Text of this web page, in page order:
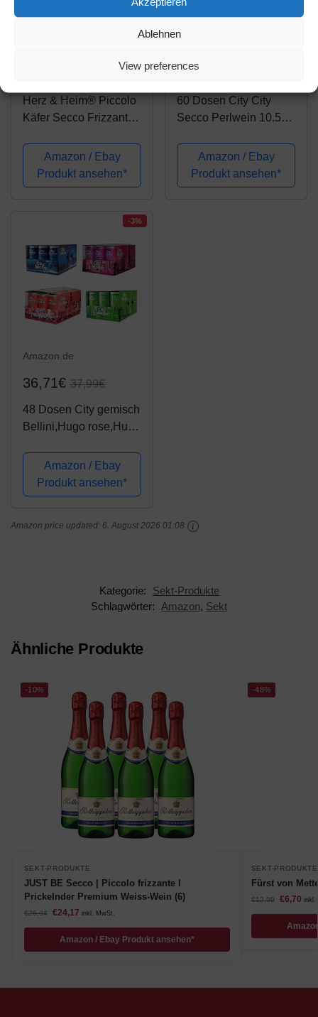
Ablehnen
View preferences
Herz & Heim® Piccolo
Käfer Secco Frizzante
personalisiertem Etikett
Amazon / Ebay
Produkt ansehen*
46,99€
60 Dosen City City
Secco Perlwein 10.5%
Amazon / Ebay
Produkt ansehen*
-3%
Amazon.de
36,71€ 37,99€
48 Dosen City gemisch
Bellini,Hugo rose,Hugo
Amazon / Ebay
Produkt ansehen*
Amazon price updated: 6. August 2026 01:08
Kategorie:
Sekt-Produkte
Schlagwörter:
Amazon, Sekt
Ähnliche Produkte
-10%
SEKT-PRODUKTE
JUST BE Secco | Piccolo frizzante l
Prickelnder Premium Weiss-Wein (6)
€26,94 €24,17 inkl. MwSt.
Amazon / Ebay Produkt ansehen*
-48%
SEKT-PRODUKTE
Fürst von
€12,99 €6,70 inkl.